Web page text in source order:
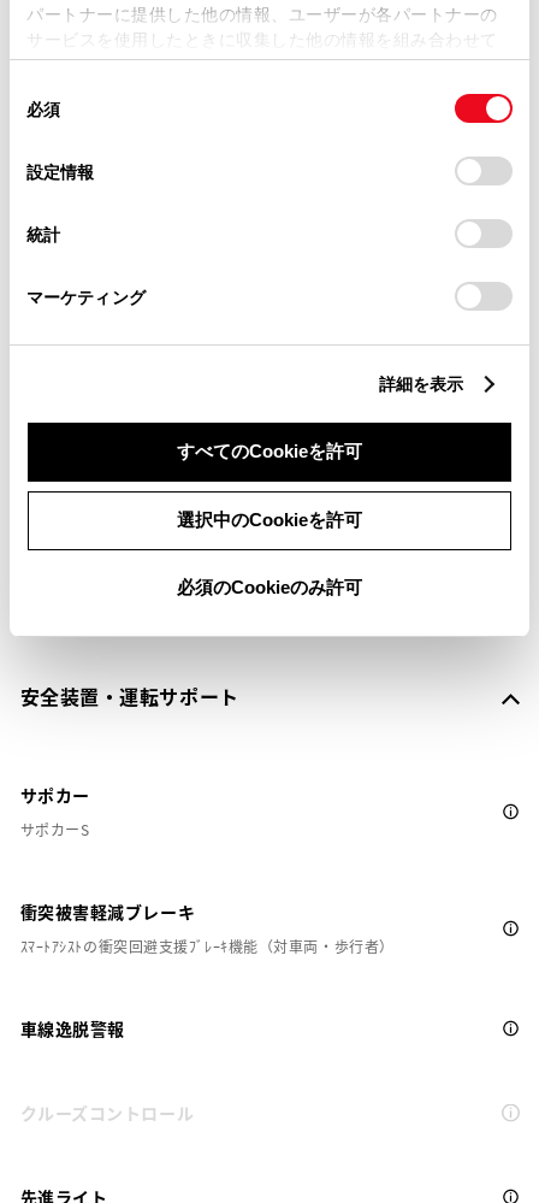
パートナーに提供した他の情報、ユーザーが各パートナーの
サービスを使用したときに収集した他の情報を組み合わせて
使用することがあります。当ウェブサイトの使用を続行する
デバイスにすべてのCookie(クッキー)が保存されることに同
意したことになります。Cookie(クッキー)のオプトアウト、
設定の変更、同意を撤回したりするにあたっては、当社の
「Cookie（クッキー）情報の取り扱いについて
」をご覧くだ
必須
設定情報
統計
マーケティング
詳細を表示
すべてのCookieを許可
選択中のCookieを許可
必須のCookieのみ許可
キーレス
リモコンスターター
安全装置・運転サポート
サポカー
サポカーS
衝突被害軽減ブレーキ
ｽﾏｰﾄｱｼｽﾄの衝突回避支援ﾌﾞﾚｰｷ機能（対車両・歩行者）
車線逸脱警報
クルーズコントロール
先進ライト